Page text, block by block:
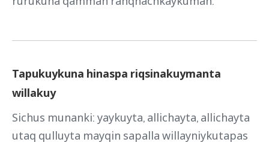
Tapukuykuna hinaspa riqsinakuymanta
willakuy
Sichus munanki: yaykuyta, allichayta, allichayta
utaq qulluyta mayqin sapalla willayniykutapas